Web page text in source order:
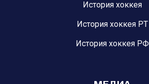
История хоккея
История хоккея РТ
История хоккея РФ